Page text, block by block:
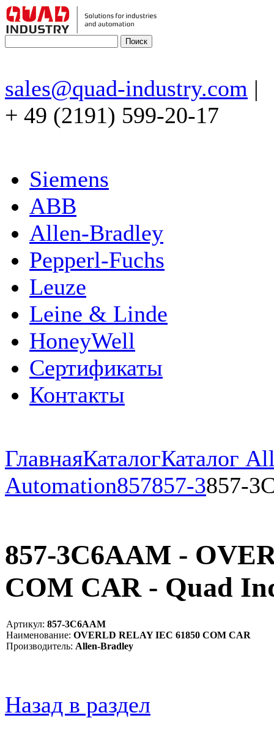
sales@quad-industry.com |
+ 49 (2191) 599-20-17
Siemens
ABB
Allen-Bradley
Pepperl-Fuchs
Leuze
Leine & Linde
HoneyWell
Сертификаты
Контакты
ГлавнаяКаталогКаталог
Automation857857-3857-
857-3C6AAM -
COM CAR - Quad
Артикул: 857-3C6AAM
Наименование: OVERLD RELAY IEC 61850 COM CAR
Производитель: Allen-Bradley
Назад в раздел